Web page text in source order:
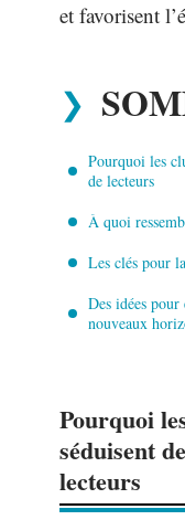
et favorisent
Pourquoi les
de lecteurs
À quoi
Les clés pour
Des idées
nouveaux
Pourquoi
séduisent
lecteurs